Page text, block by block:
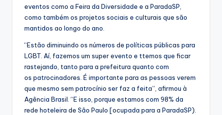
eventos como a Feira da Diversidade e a ParadaSP,
como também os projetos sociais e culturais que são
mantidos ao longo do ano.
“Estão diminuindo os números de políticas públicas para
LGBT. Aí, fazemos um super evento e ttemos que ficar
rastejando, tanto para a prefeitura quanto com
os patrocinadores. É importante para as pessoas verem
que mesmo sem patrocínio ser faz a feita”, afirmou à
Agência Brasil. “E isso, porque estamos com 98% da
rede hoteleira de São Paulo [ocupada para a ParadaSP).